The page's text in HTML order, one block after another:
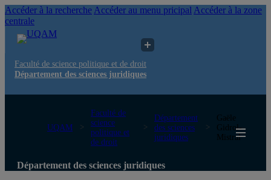
Accéder à la recherche Accéder au menu pricipal Accéder à la zone
centrale
Faculté de science politique et de droit
Département des sciences juridiques
UQAM
Faculté de
science
politique et
de droit
Département
des sciences
juridiques
Gaële
Gidrol-
Mistral
Département des sciences juridiques